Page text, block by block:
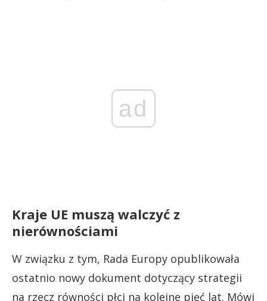
ad
Kraje UE muszą walczyć z
nierównościami
W związku z tym, Rada Europy opublikowała
ostatnio nowy dokument dotyczący strategii
na rzecz równości płci na kolejne pięć lat. Mówi